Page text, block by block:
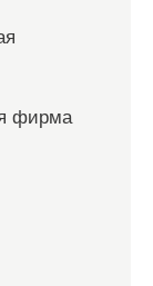
фирма